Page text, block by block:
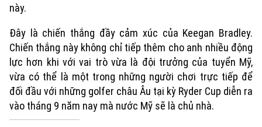
này.
Đây là chiến thắng đầy cảm xúc của Keegan Bradley.
Chiến thắng này không chỉ tiếp thêm cho anh nhiều động
lực hơn khi với vai trò vừa là đội trưởng của tuyển Mỹ,
vừa có thể là một trong những người chơi trực tiếp để
đối đầu với những golfer châu Âu tại kỳ Ryder Cup diễn ra
vào tháng 9 năm nay mà nước Mỹ sẽ là chủ nhà.